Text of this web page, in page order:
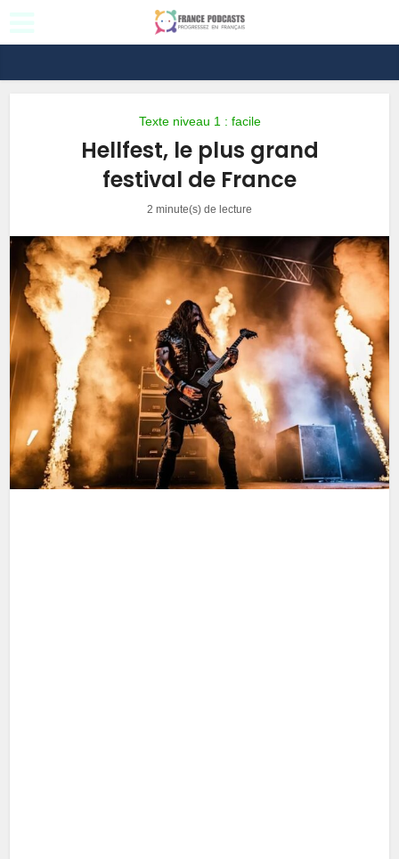
Texte niveau 1 : facile
Hellfest, le plus grand
festival de France
2 minute(s) de lecture